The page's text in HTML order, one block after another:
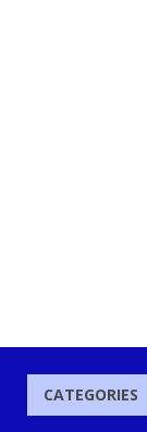
CATEGORIES